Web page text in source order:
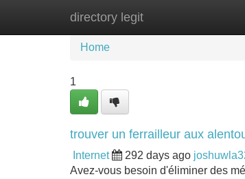
directory legit
Home New Site Listings
Home
1
trouver un ferrailleur aux
Internet 292 days ago
Avez-vous besoin d'éliminer des